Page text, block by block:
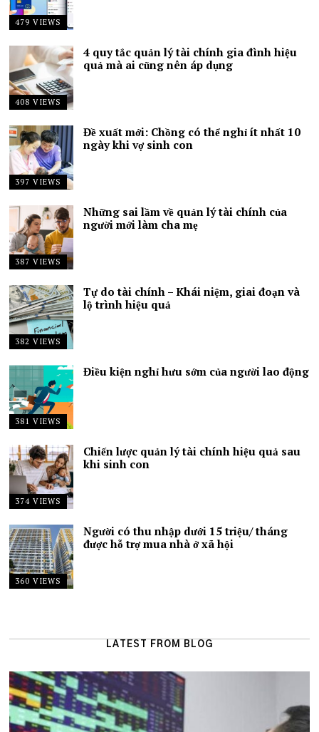
479 VIEWS
408 VIEWS
4 quy tắc quản lý tài chính gia đình hiệu
quả mà ai cũng nên áp dụng
397 VIEWS
Đề xuất mới: Chồng có thể nghỉ ít nhất 10
ngày khi vợ sinh con
387 VIEWS
Những sai lầm về quản lý tài chính của
người mới làm cha mẹ
382 VIEWS
Tự do tài chính – Khái niệm, giai đoạn và
lộ trình hiệu quả
381 VIEWS
Điều kiện nghỉ hưu sớm của người lao động
374 VIEWS
Chiến lược quản lý tài chính hiệu quả sau
khi sinh con
360 VIEWS
Người có thu nhập dưới 15 triệu/ tháng
được hỗ trợ mua nhà ở xã hội
LATEST FROM BLOG